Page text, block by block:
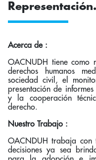
Representación.
Acerca de :
OACNUDH tiene como
derechos humanos
sociedad civil, el
presentación de
y la cooperación
derecho.
Nuestro Trabajo :
OACNDUH trabaja con
decisiones ya sea